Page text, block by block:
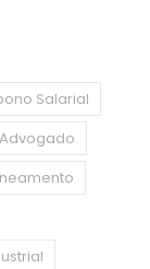
Salarial
Advogado